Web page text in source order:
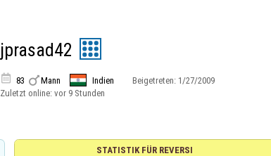
jprasad42
 83 Mann Indien Beigetreten: 1/27/2009
Zuletzt online: vor 9 Stunden
STATISTIK FÜR REVERSI